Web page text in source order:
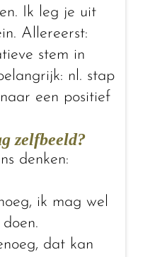
Ik leg je uit
Allereerst:
stem in
nl. stap
een positief
zelfbeeld?
denken:
ik mag wel
dat kan